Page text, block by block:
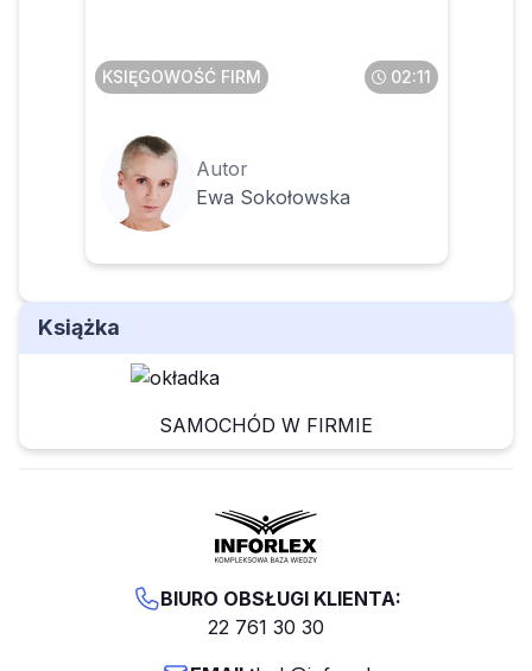
KSIĘGOWOŚĆ FIRM 02:11
Autor
Ewa Sokołowska
Książka
SAMOCHÓD W FIRMIE
BIURO OBSŁUGI KLIENTA:
22 761 30 30